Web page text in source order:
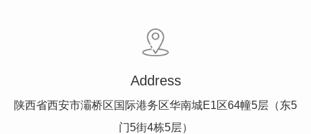
Address
陕西省西安市灞桥区国际港务区华南城E1区64幢5层（东5
门5街4栋5层）